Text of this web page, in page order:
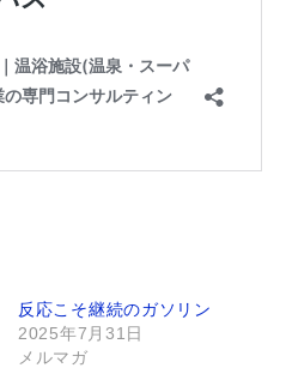
反応こそ継続のガソリン
2025年7月31日
メルマガ